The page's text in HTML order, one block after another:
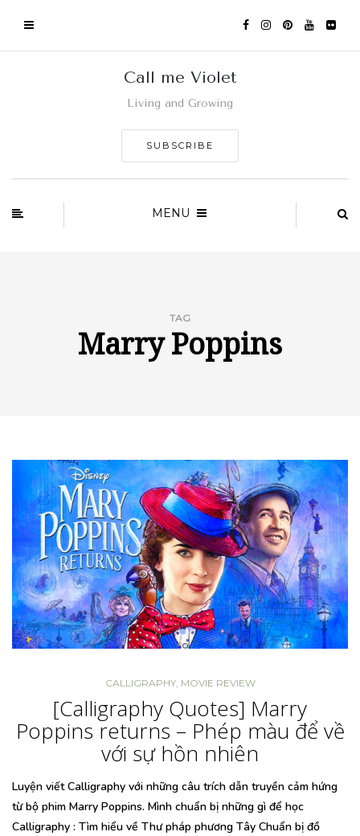
Call me Violet
Living and Growing
SUBSCRIBE
MENU
TAG
Marry Poppins
CALLIGRAPHY, MOVIE REVIEW
[Calligraphy Quotes] Marry
Poppins returns – Phép màu để về
với sự hồn nhiên
Luyện viết Calligraphy với những câu trích dẫn truyền cảm hứng
từ bộ phim Marry Poppins. Mình chuẩn bị những gì để học
Calligraphy : Tìm hiểu về Thư pháp phương Tây Chuẩn bị đồ